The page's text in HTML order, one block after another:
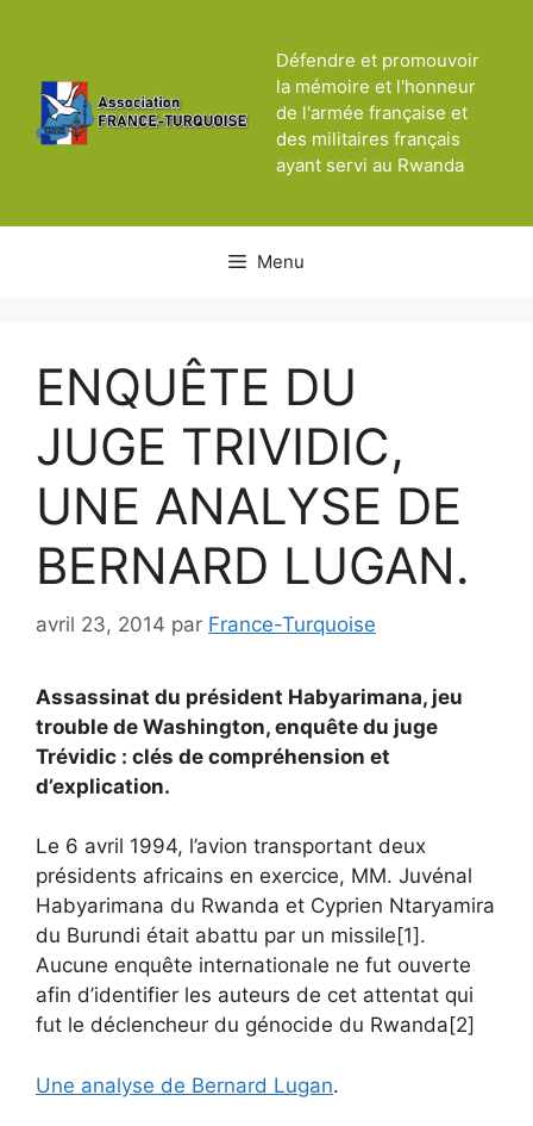
Défendre et promouvoir
la mémoire et l'honneur
de l'armée française et
des militaires français
ayant servi au Rwanda
Menu
ENQUÊTE DU
JUGE TRIVIDIC,
UNE ANALYSE DE
BERNARD LUGAN.
avril 23, 2014 par France-Turquoise
Assassinat du président Habyarimana, jeu
trouble de Washington, enquête du juge
Trévidic : clés de compréhension et
d’explication.
Le 6 avril 1994, l’avion transportant deux
présidents africains en exercice, MM. Juvénal
Habyarimana du Rwanda et Cyprien Ntaryamira
du Burundi était abattu par un missile[1].
Aucune enquête internationale ne fut ouverte
afin d’identifier les auteurs de cet attentat qui
fut le déclencheur du génocide du Rwanda[2]
Une analyse de Bernard Lugan.